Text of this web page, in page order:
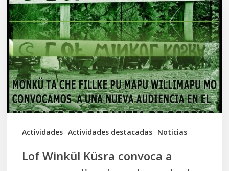
Actividades Actividades destacadas Noticias
Küsra
convoca
a
apoyar
audiencia
en
Juzgado
Lof Winkül Küsra convoca a